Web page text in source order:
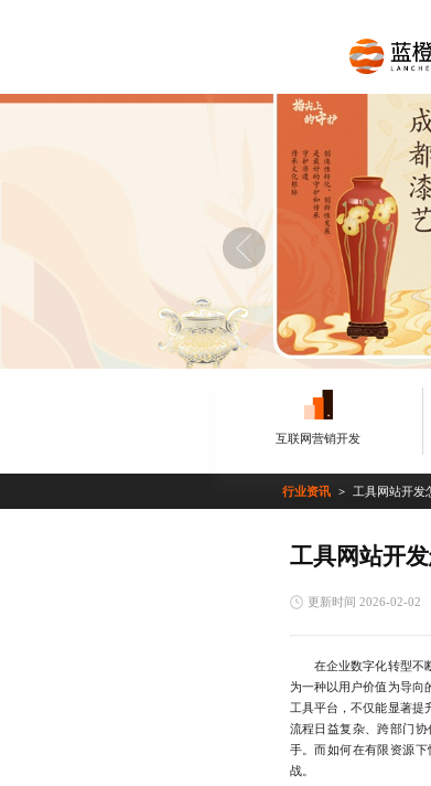
互联网营销开发
行业资讯 工具网站开发
工具网站开
更新时间 2026-02-02
在企业数字化转型不断
为一种以用户价值为导向
工具平台，不仅能显著提
流程日益复杂、跨部门
手。而如何在有限资源
战。